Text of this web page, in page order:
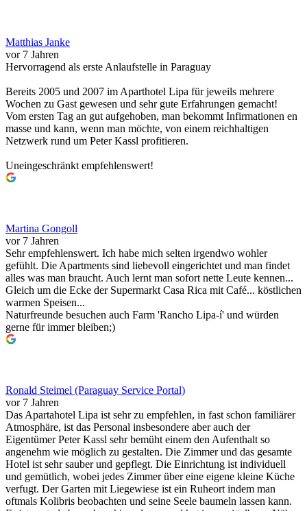
Matthias Janke
vor 7 Jahren
Hervorragend als erste Anlaufstelle in Paraguay
Bereits 2005 und 2007 im Aparthotel Lipa für jeweils mehrere
Wochen zu Gast gewesen und sehr gute Erfahrungen gemacht!
Vom ersten Tag an gut aufgehoben, man bekommt Infirmationen en
masse und kann, wenn man möchte, von einem reichhaltigen
Netzwerk rund um Peter Kassl profitieren.
Uneingeschränkt empfehlenswert!
Martina Gongoll
vor 7 Jahren
Sehr empfehlenswert. Ich habe mich selten irgendwo wohler
gefühlt. Die Apartments sind liebevoll eingerichtet und man findet
alles was man braucht. Auch lernt man sofort nette Leute kennen...
Gleich um die Ecke der Supermarkt Casa Rica mit Café... köstlichen
warmen Speisen...
Naturfreunde besuchen auch Farm 'Rancho Lipa-í' und würden
gerne für immer bleiben;)
Ronald Steimel (Paraguay Service Portal)
vor 7 Jahren
Das Apartahotel Lipa ist sehr zu empfehlen, in fast schon familiärer
Atmosphäre, ist das Personal insbesondere aber auch der
Eigentümer Peter Kassl sehr bemüht einem den Aufenthalt so
angenehm wie möglich zu gestalten. Die Zimmer und das gesamte
Hotel ist sehr sauber und gepflegt. Die Einrichtung ist individuell
und gemütlich, wobei jedes Zimmer über eine eigene kleine Küche
verfugt. Der Garten mit Liegewiese ist ein Ruheort indem man
oftmals Kolibris beobachten und seine Seele baumeln lassen kann.